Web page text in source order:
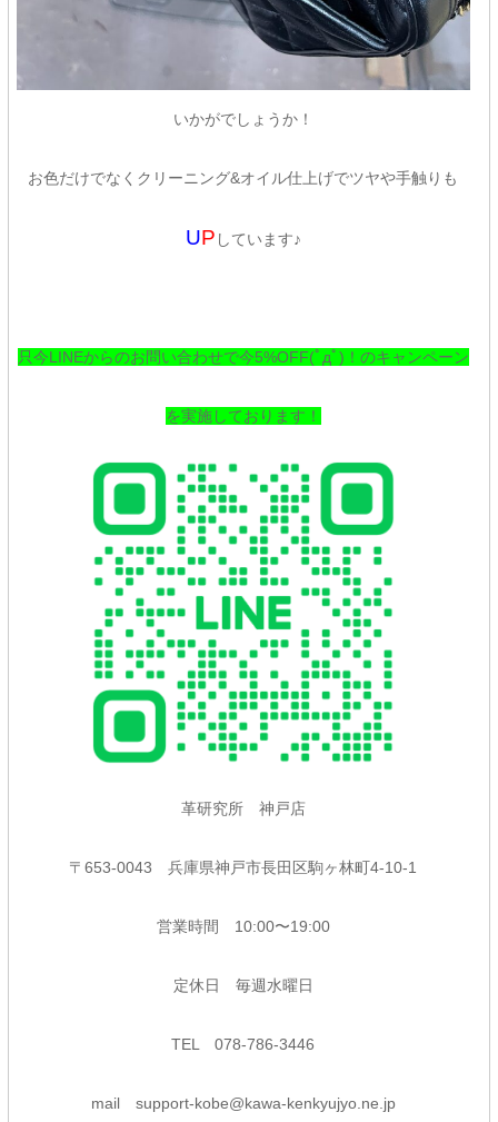
いかがでしょうか！
お色だけでなくクリーニング&オイル仕上げでツヤや手触りも
UP しています♪
只今LINEからのお問い合わせで今5%OFF(ﾟдﾟ)！のキャンペーン
を実施しております！
革研究所 神戸店
〒653-0043 兵庫県神戸市長田区駒ヶ林町4-10-1
営業時間 10:00〜19:00
定休日 毎週水曜日
TEL 078-786-3446
mail support-kobe@kawa-kenkyujyo.ne.jp